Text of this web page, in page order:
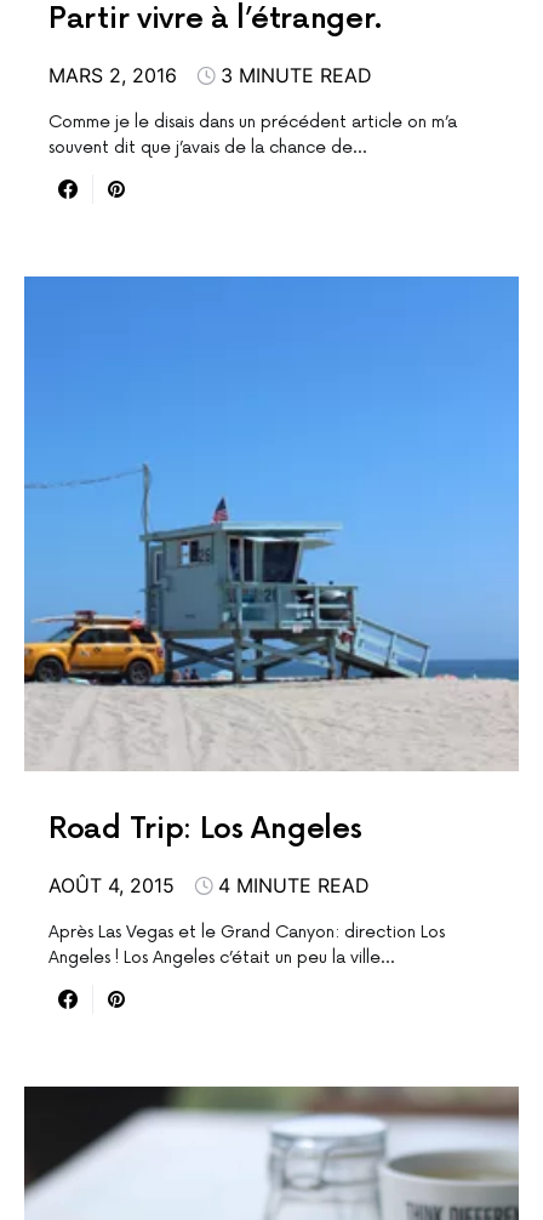
Partir vivre à l’étranger.
MARS 2, 2016 3 MINUTE READ
Comme je le disais dans un précédent article on m’a
souvent dit que j’avais de la chance de…
Road Trip: Los Angeles
AOÛT 4, 2015 4 MINUTE READ
Après Las Vegas et le Grand Canyon: direction Los
Angeles ! Los Angeles c’était un peu la ville…